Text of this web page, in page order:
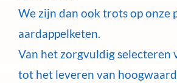
We zijn dan ook trots op onze
aardappelketen.
Van het zorgvuldig selecteren
tot het leveren van